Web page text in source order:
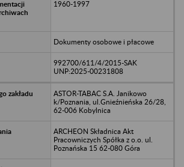
1960-1997
Dokumenty osobowe i płacowe
992700/611/4/2015-SAK
UNP:2025-00231808
ASTOR-TABAC S.A. Janikowo
k/Poznania, ul.Gnieźnieńska 26/28,
62-006 Kobylnica
ARCHEON Składnica Akt
Pracowniczych Spółka z o.o. ul.
Poznańska 15 62-080 Góra